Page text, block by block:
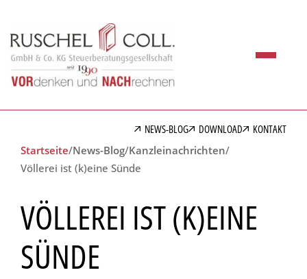
NEWS-BLOG DOWNLOAD
KONTAKT
Startseite/News-Blog/Kanzleinachrichten/
Völlerei ist (k)eine Sünde
VÖLLEREI IST (K)EINE
SÜNDE